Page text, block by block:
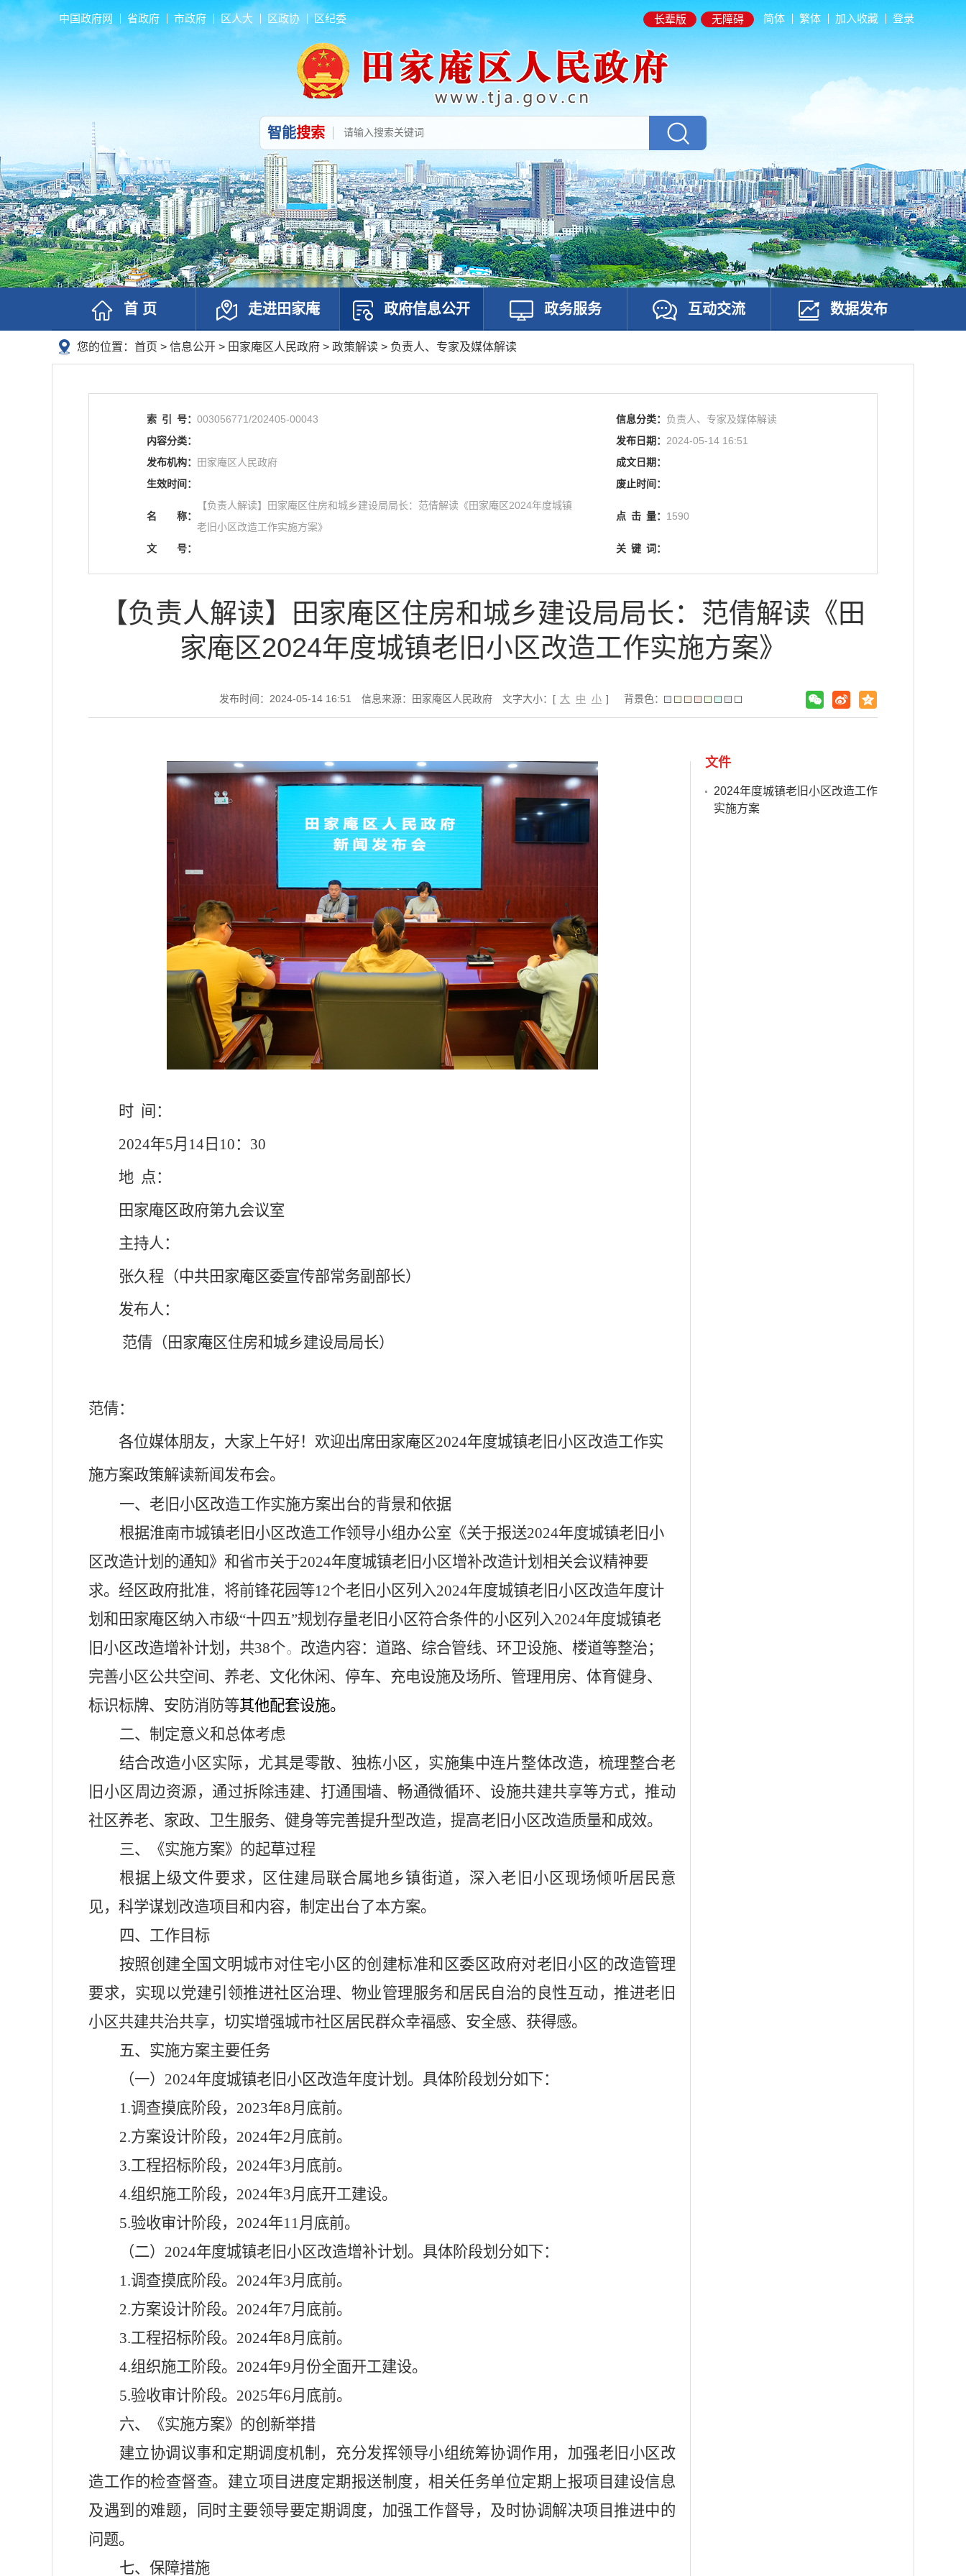
中国政府网 省政府 市政府 区人大 区政协 区纪委 长辈版 无障碍 简体 繁体 加入收藏 登录
智能搜索
首 页 走进田家庵 政府信息公开 政务服务 互动交流 数据发布
您的位置： 首页 > 信息公开 > 田家庵区人民政府 > 政策解读 > 负责人、专家及媒体解读
索 引 号： 003056771/202405-00043 信息分类： 负责人、专家及媒体解读
内容分类：
发布日期： 2024-05-14 16:51
发布机构：
田家庵区人民政府
成文日期：
生效时间：
废止时间：
名 称：
【负责人解读】田家庵区住房和城乡建设局局长：范倩解读《田家庵区2024年度城镇
老旧小区改造工作实施方案》
点 击 量： 1590
文 号： 关 键 词：
【负责人解读】田家庵区住房和城乡建设局局长：范倩解读《田
家庵区2024年度城镇老旧小区改造工作实施方案》
发布时间：2024-05-14 16:51 信息来源：田家庵区人民政府 文字大小：[ 大 中 小 ] 背景色：
时 间：
2024年5月14日10：30
地 点：
田家庵区政府第九会议室
主持人：
张久程（中共田家庵区委宣传部常务副部长）
发布人：
范倩（田家庵区住房和城乡建设局局长）
范倩：
各位媒体朋友，大家上午好！欢迎出席田家庵区2024年度城镇老旧小区改造工作实
施方案政策解读新闻发布会。
一、老旧小区改造工作实施方案出台的背景和依据
根据淮南市城镇老旧小区改造工作领导小组办公室《关于报送2024年度城镇老旧小
区改造计划的通知》和省市关于2024年度城镇老旧小区增补改造计划相关会议精神要
求。经区政府批准， 将前锋花园等12个老旧小区列入2024年度城镇老旧小区改造年度计
划和田家庵区纳入市级“十四五”规划存量老旧小区符合条件的小区列入2024年度城镇老
旧小区改造增补计划，共38个。 改造内容：道路、综合管线、环卫设施、楼道等整治；
完善小区公共空间、养老、文化休闲、停车、充电设施及场所、管理用房、体育健身、
标识标牌、安防消防等其他配套设施。
二、制定意义和总体考虑
结合改造小区实际，尤其是零散、独栋小区，实施集中连片整体改造，梳理整合老
旧小区周边资源，通过拆除违建、打通围墙、畅通微循环、设施共建共享等方式，推动
社区养老、家政、卫生服务、健身等完善提升型改造，提高老旧小区改造质量和成效。
三、《实施方案》的起草过程
根据上级文件要求，区住建局联合属地乡镇街道，深入老旧小区现场倾听居民意
见，科学谋划改造项目和内容，制定出台了本方案。
四、工作目标
按照创建全国文明城市对住宅小区的创建标准和区委区政府对老旧小区的改造管理
要求，实现以党建引领推进社区治理、物业管理服务和居民自治的良性互动，推进老旧
小区共建共治共享，切实增强城市社区居民群众幸福感、安全感、获得感。
五、实施方案主要任务
（一） 2024年度城镇老旧小区改造年度计划。 具体阶段划分如下：
1.调查摸底阶段， 2023年8月底前。
2.方案设计阶段， 2024年2月底前。
3.工程招标阶段， 2024年3月底前。
4.组织施工阶段， 2024年3月底开工建设。
5.验收审计阶段， 2024年11月底前。
（二） 2024年度城镇老旧小区改造增补计划。 具体阶段划分如下：
1.调查摸底阶段。 2024年3月底前。
2.方案设计阶段。 2024年7月底前。
3.工程招标阶段。 2024年8月底前。
4.组织施工阶段。 2024年9月份全面开工建设。
5.验收审计阶段。 2025年6月底前。
六、《实施方案》的创新举措
建立协调议事和定期调度机制，充分发挥领导小组统筹协调作用，加强老旧小区改
造工作的检查督查。建立项目进度定期报送制度，相关任务单位定期上报项目建设信息
及遇到的难题，同时主要领导要定期调度，加强工作督导，及时协调解决项目推进中的
问题。
七、保障措施
文件
2024年度城镇老旧小区改造工作
实施方案